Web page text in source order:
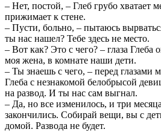
– Нет, постой, – Глеб грубо хватает
прижимает к стене.
– Пусти, больно, – пытаюсь
ты нас нашел? Тебе здесь не место.
– Вот как? Это с чего? – глаза Глеба
моя жена, в комнате наши дети.
– Ты знаешь с чего, – перед глазами
Глеба с незнакомой белобрысой
на развод. И ты нас сам выгнал.
– Да, но все изменилось, и три
закончились. Собирай вещи, вы с
домой. Развода не будет.